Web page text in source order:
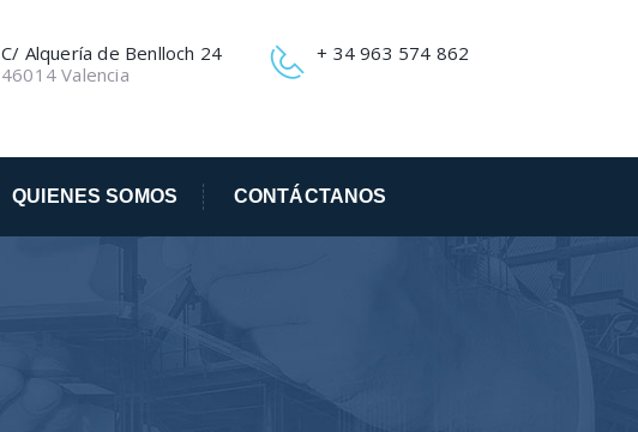
+ 34 963 574 862
C/ Alquería de Benlloch 24
46014 Valencia
QUIENES SOMOS CONTÁCTANOS